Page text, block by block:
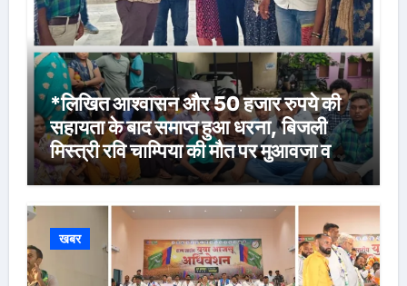
*लिखित आश्वासन और 50 हजार रुपये की
सहायता के बाद समाप्त हुआ धरना, बिजली
मिस्त्री रवि चाम्पिया की मौत पर मुआवजा व
नौकरी की मांग*
खबर